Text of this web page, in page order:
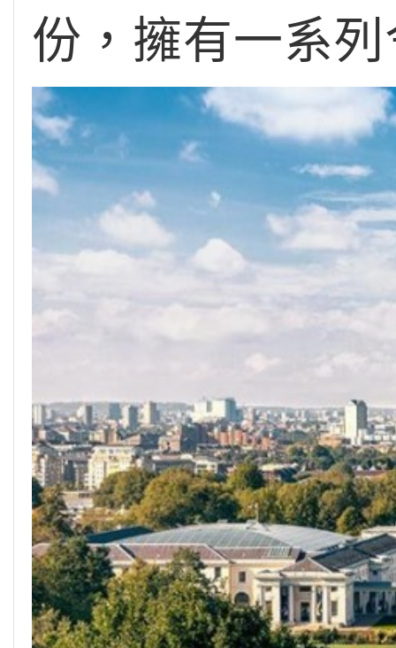
份，擁有一系